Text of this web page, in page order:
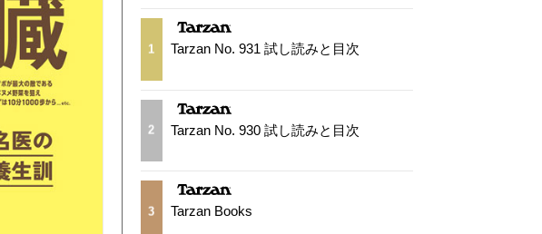
1 Tarzan No. 931 試し読みと目次
2 Tarzan No. 930 試し読みと目次
3 Tarzan Books